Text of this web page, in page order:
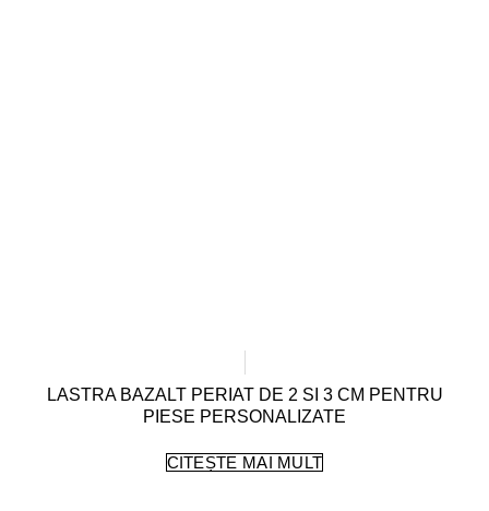
LASTRA BAZALT PERIAT DE 2 SI 3 CM PENTRU
PIESE PERSONALIZATE
CITEȘTE MAI MULT